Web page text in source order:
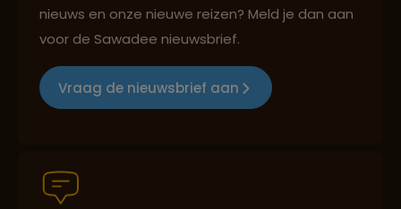
Groepsreizen mét indivuele vrijheid
nieuws en onze nieuwe reizen? Meld je dan aan
voor de Sawadee nieuwsbrief.
Vraag de nieuwsbrief aan